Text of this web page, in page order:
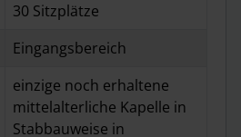
30 Sitzplätze
Eingangsbereich
einzige noch erhaltene
mittelalterliche Kapelle in
Stabbauweise in